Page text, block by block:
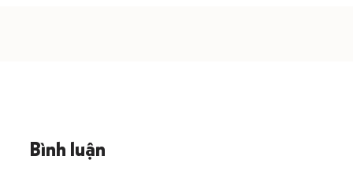
Bình luận